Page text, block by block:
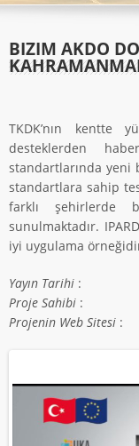
BIZIM AKDO
TKDK’nın kentte
desteklerden
standartlarında
standartlara sahip
farklı şehirlerde
sunulmaktadır.
iyi uygulama
Yayın Tarihi :
Proje Sahibi :
Projenin Web Sitesi :